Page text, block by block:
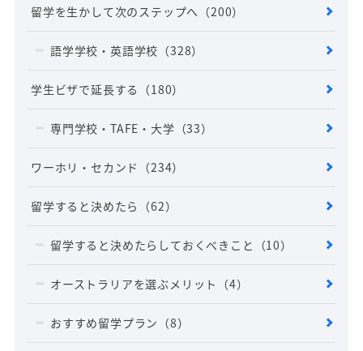
留学を生かして次のステップへ （200）
語学学校・英語学校 （328）
学生ビザで延長する （180）
専門学校・TAFE・大学 （33）
ワーホリ・セカンド （234）
留学すると決めたら （62）
留学すると決めたらしておくべきこと （10）
オーストラリアを選ぶメリット （4）
おすすめ留学プラン （8）